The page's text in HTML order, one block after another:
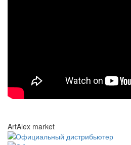
ArtAlex market